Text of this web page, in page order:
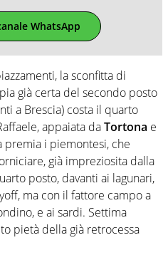
WhatsApp
la sconfitta di
già certa del secondo posto
a Brescia) costa il quarto
appaiata daTortona e
premia i piemontesi, che
già impreziosita dalla
posto, davanti ai lagunari,
ma con il fattore campo a
e ai sardi. Settima
pietà della già retrocessa